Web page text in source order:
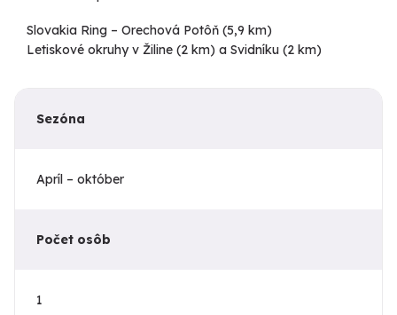
Slovakia Ring – Orechová Potôň (5,9 km)
Letiskové okruhy v Žiline (2 km) a Svidníku (2 km)
Sezóna
Apríl – október
Počet osôb
1